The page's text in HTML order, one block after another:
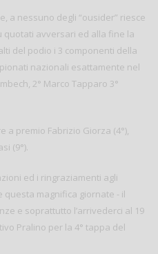
a nessuno degli “ousider” riesce
quotati avversari ed alla fine la
del podio i 3 componenti della
nazionali esattamente nel
2° Marco Tapparo 3°
a premio Fabrizio Giorza (4°),
(9°).
ed i ringraziamenti agli
magnifica giornate - il
e soprattutto l’arrivederci al 19
Pralino per la 4° tappa del